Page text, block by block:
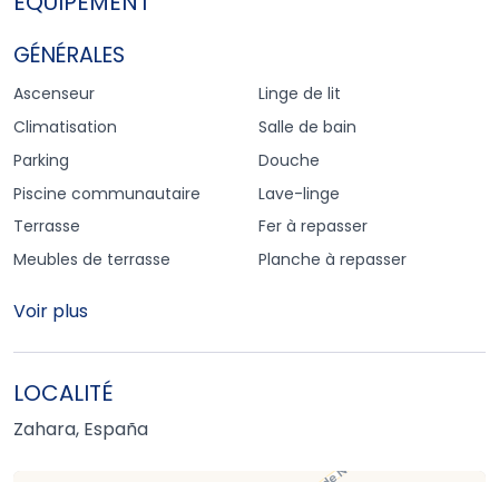
GÉNÉRALES
Ascenseur
Climatisation
Parking
Piscine communautaire
Terrasse
Meubles de terrasse
Linge de lit
Salle de bain
Douche
Lave-linge
Fer à repasser
Planche à repasser
Voir plus
LOCALITÉ
Zahara, España